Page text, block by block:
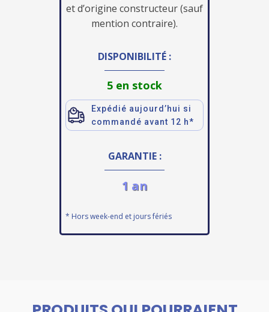
et d’origine constructeur (sauf
mention contraire).
DISPONIBILITÉ :
5 en stock
Expédié aujourd’hui si
commandé avant 12 h*
GARANTIE :
1 an
* Hors week-end et jours fériés